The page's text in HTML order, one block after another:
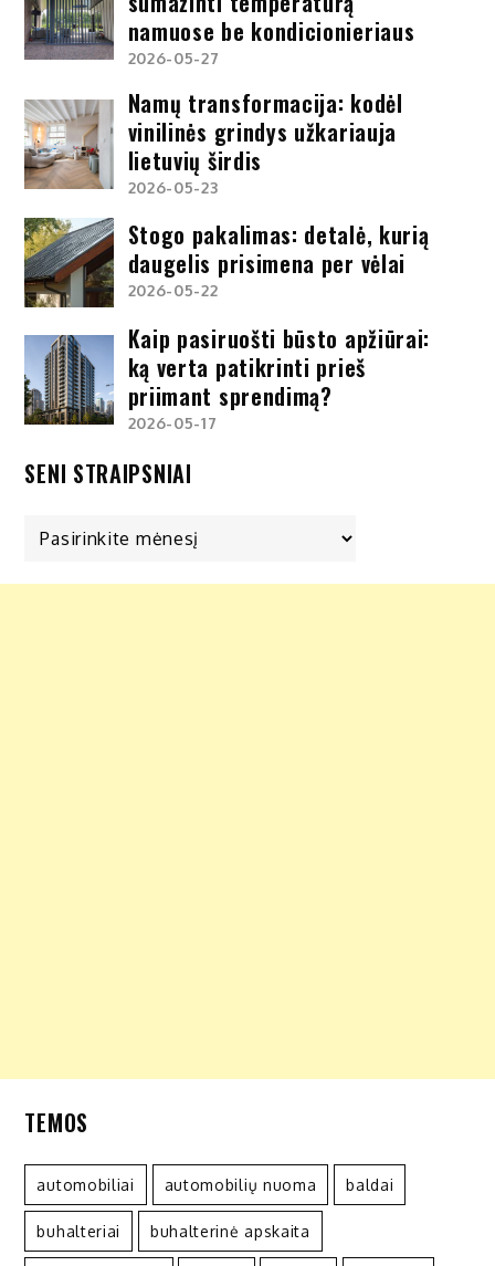
namuose be kondicionieriaus
2026-05-27
Namų transformacija: kodėl
vinilinės grindys užkariauja
lietuvių širdis
2026-05-23
Stogo pakalimas: detalė, kurią
daugelis prisimena per vėlai
2026-05-22
Kaip pasiruošti būsto apžiūrai:
ką verta patikrinti prieš
priimant sprendimą?
2026-05-17
SENI STRAIPSNIAI
TEMOS
automobiliai automobilių nuoma baldai
buhalteriai buhalterinė apskaita